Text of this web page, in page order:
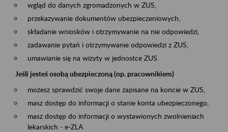
wgląd do danych zgromadzonych w ZUS,
przekazywanie dokumentów ubezpieczeniowych,
składanie wniosków i otrzymywanie na nie odpowiedzi,
zadawanie pytań i otrzymywanie odpowiedzi z ZUS,
umawianie się na wizyty w jednostce ZUS.
Jeśli jesteś osobą ubezpieczoną (np. pracownikiem)
możesz sprawdzić swoje dane zapisane na koncie w ZUS,
masz dostęp do informacji o stanie konta ubezpieczonego,
masz dostęp do informacji o wystawionych zwolnieniach
lekarskich - e-ZLA